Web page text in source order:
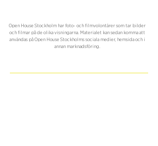
Open House Stockholm har foto- och filmvolontärer som tar bilder
och filmar på de olika visningarna. Materialet kan sedan komma att
användas på Open House Stockholms sociala medier, hemsida och i
annan marknadsföring.